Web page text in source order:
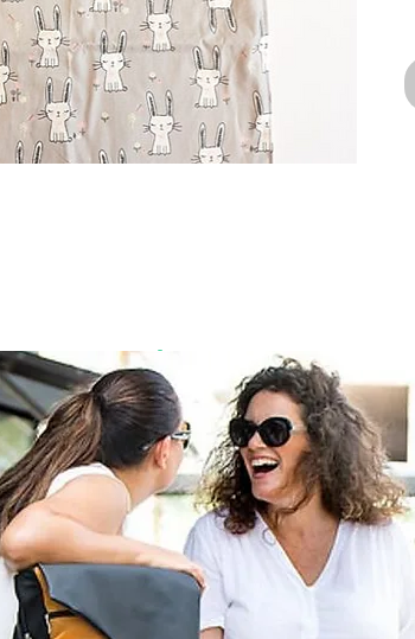
מוזמנת לבקר
בסטודיו
ראשון - חמישי - 9-21
שישי - 9-14